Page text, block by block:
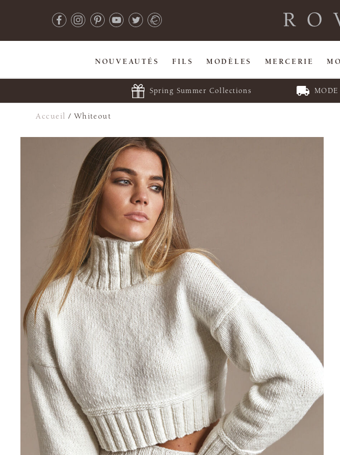
NOUVEAUTÉS FILS MODÈLES MERCERIE
Spring Summer Collections
Accueil / Whiteout